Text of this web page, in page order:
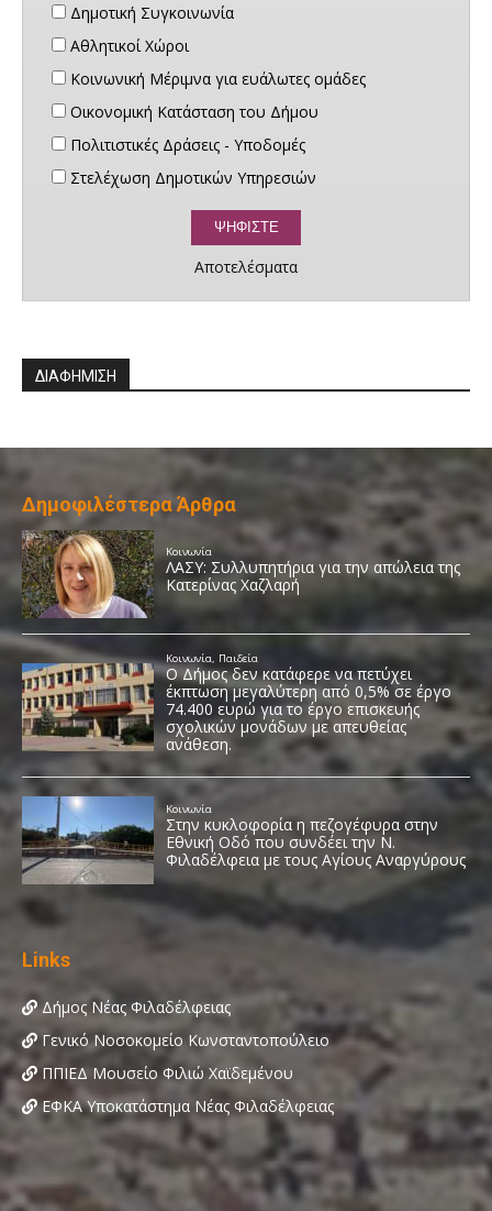
Δημοτική Συγκοινωνία
Αθλητικοί Χώροι
Κοινωνική Μέριμνα για ευάλωτες ομάδες
Οικονομική Κατάσταση του Δήμου
Πολιτιστικές Δράσεις - Υποδομές
Στελέχωση Δημοτικών Υπηρεσιών
Αποτελέσματα
ΔΙΑΦΗΜΙΣΗ
Δημοφιλέστερα Άρθρα
Links
Δήμος Νέας Φιλαδέλφειας
Γενικό Νοσοκομείο Κωνσταντοπούλειο
ΠΠΙΕΔ Μουσείο Φιλιώ Χαϊδεμένου
ΕΦΚΑ Υποκατάστημα Νέας Φιλαδέλφειας